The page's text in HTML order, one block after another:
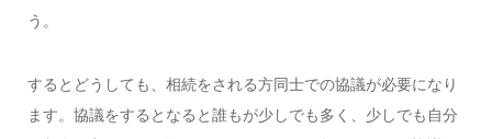
う。
するとどうしても、相続をされる方同士での協議が必要になり
ます。協議をするとなると誰もが少しでも多く、少しでも自分